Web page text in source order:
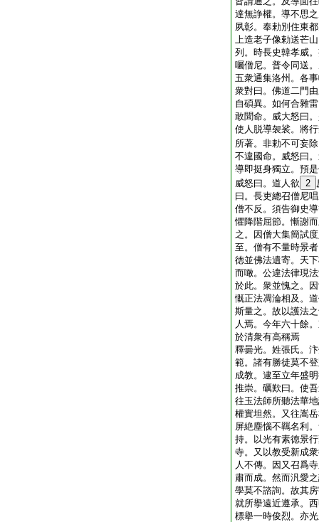
達無諍權。導不思
夙彰。奉勅別住東
上造老子像勅送芒
列。時長史韓孝威
囑僧尼。普令同送
五衆通集洛州。各
衆對曰。佛道二門
自碩異。如何合雜
敢聞命。威大怒曰
使人脱導袈裟。將
所著。非勅不可妄
不違國命。威怒曰
導即挺身獨立。預
威怒曰。道人欲 2
曰。長吏總召僧尼
僧不反。須告御史
懼降階屈節。慚謝
之。因僧大集簡試
至。僧有不量時景
徳並佛法遺寄。天
而噉。公違法律現
於此。衆並愧之。
慨正法凋淪相及。
斯量之。故以護法
人焉。今年六十餘
於清衆有高稱焉
釋曇光。姓張氏。
範。諸有勝徒莫不
成教。逮至立年盛
推崇。礪歎曰。使
往玉法師所聽法華
權實坦然。又往嵩
屏絶塵惱不羈名利
持。以光有素徳景
寺。又以教受新成
人不傳。因又召爲
肅而成。然而汎愛
學莫不諮詢。故其
就所擧遠近遵承。
標擧一時俊烈。亦